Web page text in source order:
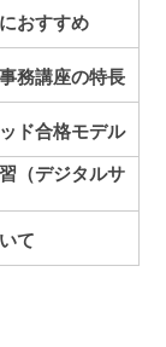
おすすめ
務講座の特長
ド合格モデル
（デジタルサ
て